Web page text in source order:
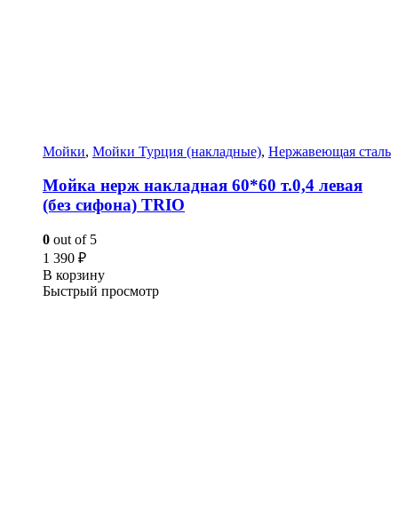
Мойки, Мойки Турция (накладные), Нержавеющая сталь
Мойка нерж накладная 60*60 т.0,4 левая
(без сифона) TRIO
0 out of 5
1 390 ₽
В корзину
Быстрый просмотр